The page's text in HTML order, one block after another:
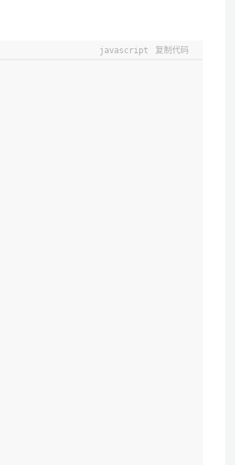
javascript 复制代码